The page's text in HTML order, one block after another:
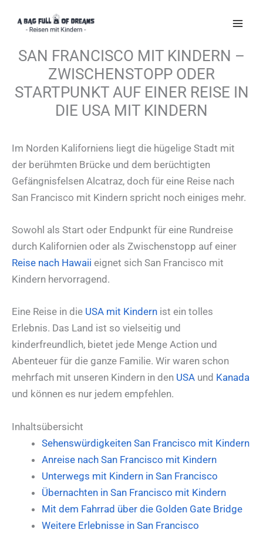
Inhalt
SAN FRANCISCO MIT KINDERN –
ZWISCHENSTOPP ODER
STARTPUNKT AUF EINER REISE IN
DIE USA MIT KINDERN
Im Norden Kaliforniens liegt die hügelige Stadt mit
der berühmten Brücke und dem berüchtigten
Gefängnisfelsen Alcatraz, doch für eine Reise nach
San Francisco mit Kindern spricht noch einiges mehr.
Sowohl als Start oder Endpunkt für eine Rundreise
durch Kalifornien oder als Zwischenstopp auf einer
Reise nach Hawaii eignet sich San Francisco mit
Kindern hervorragend.
Eine Reise in die USA mit Kindern ist ein tolles
Erlebnis. Das Land ist so vielseitig und
kinderfreundlich, bietet jede Menge Action und
Abenteuer für die ganze Familie. Wir waren schon
mehrfach mit unseren Kindern in den USA und Kanada
und können es nur jedem empfehlen.
Inhaltsübersicht
Sehenswürdigkeiten San Francisco mit Kindern
Anreise nach San Francisco mit Kindern
Unterwegs mit Kindern in San Francisco
Übernachten in San Francisco mit Kindern
Mit dem Fahrrad über die Golden Gate Bridge
Weitere Erlebnisse in San Francisco